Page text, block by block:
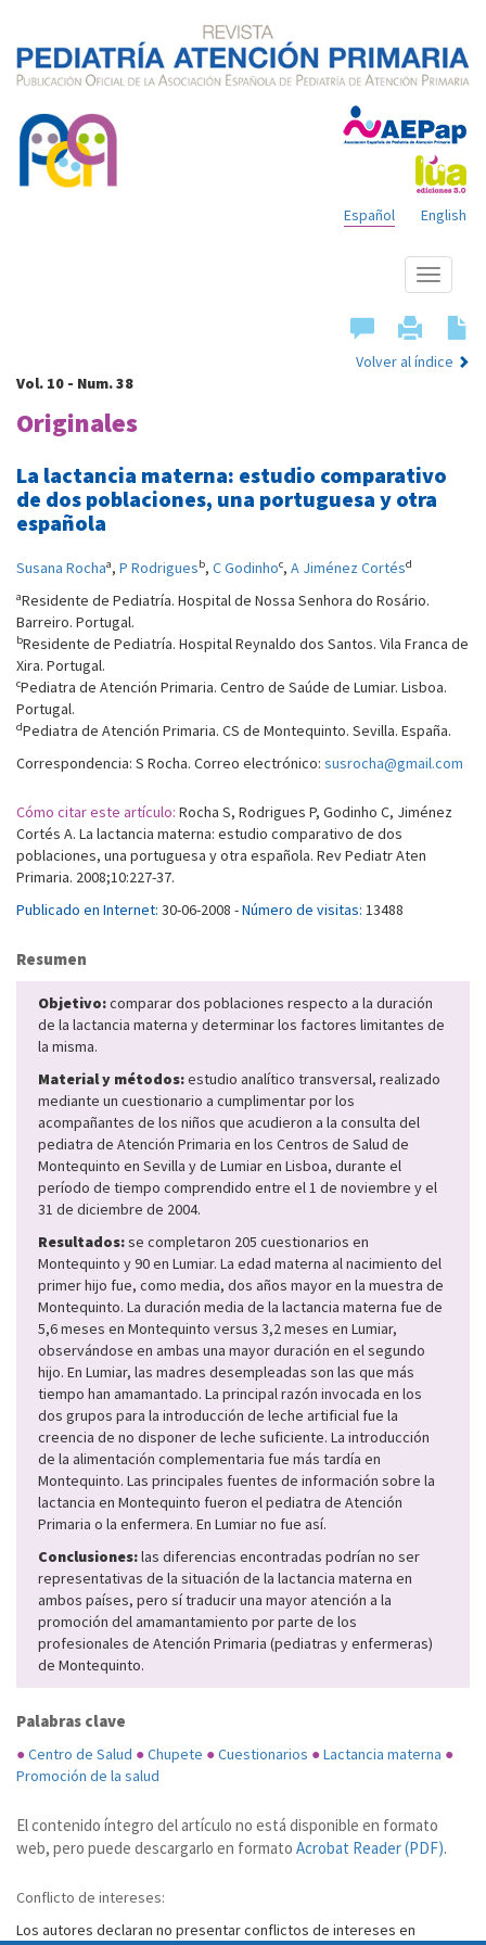
English
Español
Mostrar
menú
Volver al índice
Vol. 10 - Num. 38
Originales
La lactancia materna: estudio comparativo
de dos poblaciones, una portuguesa y otra
española
Susana Rochaa, P Rodriguesb, C Godinhoc, A Jiménez Cortésd
aResidente de Pediatría. Hospital de Nossa Senhora do Rosário.
Barreiro. Portugal.
bResidente de Pediatría. Hospital Reynaldo dos Santos. Vila Franca de
Xira. Portugal.
cPediatra de Atención Primaria. Centro de Saúde de Lumiar. Lisboa.
Portugal.
dPediatra de Atención Primaria. CS de Montequinto. Sevilla. España.
Correspondencia: S Rocha. Correo electrónico: susrocha@gmail.com
Cómo citar este artículo: Rocha S, Rodrigues P, Godinho C, Jiménez
Cortés A. La lactancia materna: estudio comparativo de dos
poblaciones, una portuguesa y otra española. Rev Pediatr Aten
Primaria. 2008;10:227-37.
Publicado en Internet: 30-06-2008 -Número de visitas: 13488
Resumen
Objetivo:comparar dos poblaciones respecto a la duración
de la lactancia materna y determinar los factores limitantes de
la misma.
Material y métodos:estudio analítico transversal, realizado
mediante un cuestionario a cumplimentar por los
acompañantes de los niños que acudieron a la consulta del
pediatra de Atención Primaria en los Centros de Salud de
Montequinto en Sevilla y de Lumiar en Lisboa, durante el
período de tiempo comprendido entre el 1 de noviembre y el
31 de diciembre de 2004.
Resultados:se completaron 205 cuestionarios en
Montequinto y 90 en Lumiar. La edad materna al nacimiento del
primer hijo fue, como media, dos años mayor en la muestra de
Montequinto. La duración media de la lactancia materna fue de
5,6 meses en Montequinto versus 3,2 meses en Lumiar,
observándose en ambas una mayor duración en el segundo
hijo. En Lumiar, las madres desempleadas son las que más
tiempo han amamantado. La principal razón invocada en los
dos grupos para la introducción de leche artificial fue la
creencia de no disponer de leche suficiente. La introducción
de la alimentación complementaria fue más tardía en
Montequinto. Las principales fuentes de información sobre la
lactancia en Montequinto fueron el pediatra de Atención
Primaria o la enfermera. En Lumiar no fue así.
Conclusiones:las diferencias encontradas podrían no ser
representativas de la situación de la lactancia materna en
ambos países, pero sí traducir una mayor atención a la
promoción del amamantamiento por parte de los
profesionales de Atención Primaria (pediatras y enfermeras)
de Montequinto.
Palabras clave
●Centro de Salud ●Chupete ●Cuestionarios ●Lactancia materna ●
Promoción de la salud
El contenido íntegro del artículo no está disponible en formato
web, pero puede descargarlo en formato Acrobat Reader (PDF).
Conflicto de intereses:
Los autores declaran no presentar conflictos de intereses en